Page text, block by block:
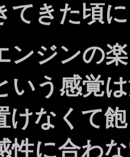
てきた頃
ンジンの
いう感覚
けなくて
性に合わ